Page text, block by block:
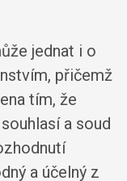
jednat i o
přičemž
tím, že
a soud
a účelný z